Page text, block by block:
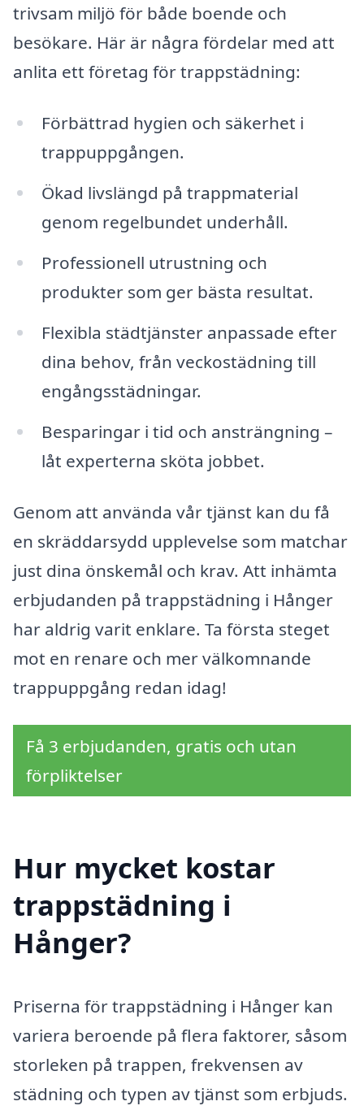
trivsam miljö för både boende och
besökare. Här är några fördelar med att
anlita ett företag för trappstädning:
Förbättrad hygien och säkerhet i
trappuppgången.
Ökad livslängd på trappmaterial
genom regelbundet underhåll.
Professionell utrustning och
produkter som ger bästa resultat.
Flexibla städtjänster anpassade efter
dina behov, från veckostädning till
engångsstädningar.
Besparingar i tid och ansträngning –
låt experterna sköta jobbet.
Genom att använda vår tjänst kan du få
en skräddarsydd upplevelse som matchar
just dina önskemål och krav. Att inhämta
erbjudanden på trappstädning i Hånger
har aldrig varit enklare. Ta första steget
mot en renare och mer välkomnande
trappuppgång redan idag!
Få 3 erbjudanden, gratis och utan
förpliktelser
Hur mycket kostar
trappstädning i
Hånger?
Priserna för trappstädning i Hånger kan
variera beroende på flera faktorer, såsom
storleken på trappen, frekvensen av
städning och typen av tjänst som erbjuds.